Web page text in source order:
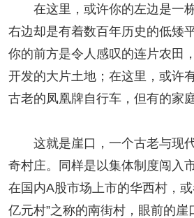
在这里，或许你的左边是一栋
右边却是有着数百年历史的低矮
你的前方是令人感叹的连片农田
开发的大片土地；在这里，或许
古老的凤凰牌自行车，但有的
这就是崖口，一个古老与现
奇村庄。同样是以集体制度闯入
在国内A股市场上市的华西村，
亿元村”之称的南街村，眼前的崖